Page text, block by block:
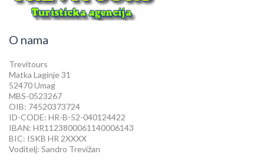
O nama
Trevitours
Matka Laginje 31
52470 Umag
MBS-0523267
OIB: 74520373724
ID-CODE: HR-B-52-040124422
IBAN: HR1123800061140006143
BIC: ISKB HR 2XXXX
Voditelj: Sandro Trevižan